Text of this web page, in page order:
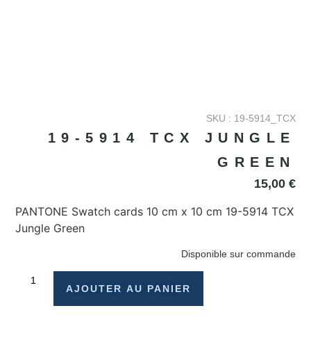
SKU : 19-5914_TCX
19-5914 TCX JUNGLE
GREEN
15,00 €
PANTONE Swatch cards 10 cm x 10 cm 19-5914 TCX
Jungle Green
Disponible sur commande
AJOUTER AU PANIER